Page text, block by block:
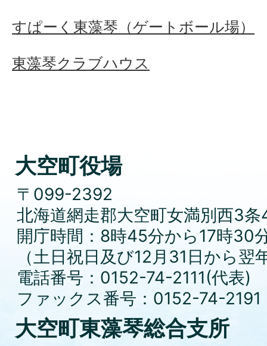
すぱーく東藻琴（ゲートボール場）
東藻琴クラブハウス
大空町役場
〒099-2392
北海道網走郡大空町女満別西3条
開庁時間：8時45分から17時30
（土日祝日及び12月31日から
電話番号：0152-74-2111(代表)
ファックス番号：0152-74-2191
大空町東藻琴総合支所